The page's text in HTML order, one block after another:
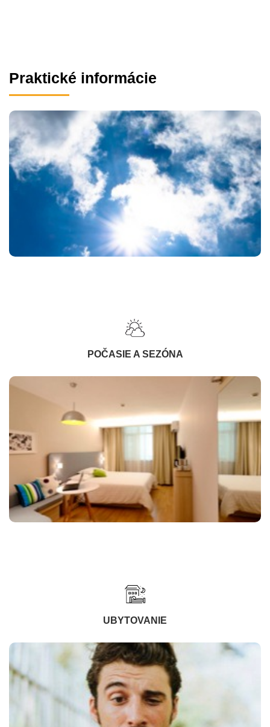
Praktické informácie
POČASIE A SEZÓNA
UBYTOVANIE